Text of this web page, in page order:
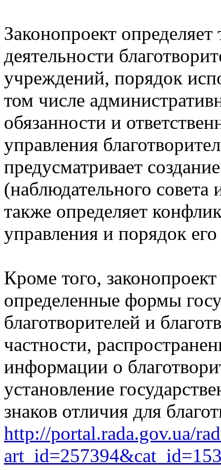
Законопроект
деятельности
учреждений, порядок
том числе
обязанности и
управления
предусматривает
(наблюдательного совета
также определяет
управления и порядок
Кроме того,
определенные формы
благотворителей и
частности,
информации о
установление
знаков отличия для
http://portal.rada.gov.ua/